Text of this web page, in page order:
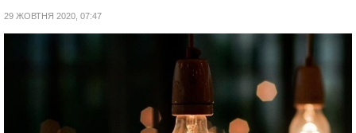
29 ЖОВТНЯ 2020, 07:47